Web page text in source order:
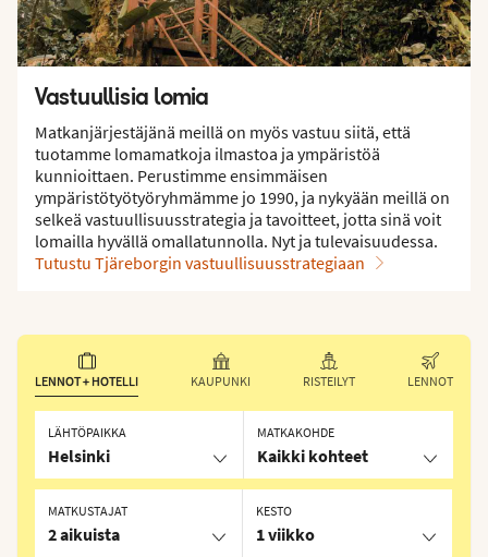
Vastuullisia lomia
Matkanjärjestäjänä meillä on myös vastuu siitä, että
tuotamme lomamatkoja ilmastoa ja ympäristöä
kunnioittaen. Perustimme ensimmäisen
ympäristötyötyöryhmämme jo 1990, ja nykyään meillä on
selkeä vastuullisuusstrategia ja tavoitteet, jotta sinä voit
lomailla hyvällä omallatunnolla. Nyt ja tulevaisuudessa.
Tutustu Tjäreborgin vastuullisuusstrategiaan
LENNOT + HOTELLI KAUPUNKI RISTEILYT LENNOT
LÄHTÖPAIKKA
Helsinki
MATKAKOHDE
Kaikki kohteet
KESTO
1 viikko
MATKUSTAJAT
2 aikuista